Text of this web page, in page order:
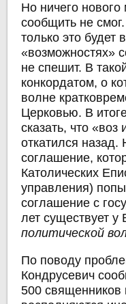
Но ничего
сообщить не
только это будет
«возможностях»
не спешит. В
конкордатом, о
волне
Церковью. В
сказать, что
откатился
соглашение,
Католических
управления)
соглашение с
лет существует
политической
По поводу
Кондрусевич
500 священников